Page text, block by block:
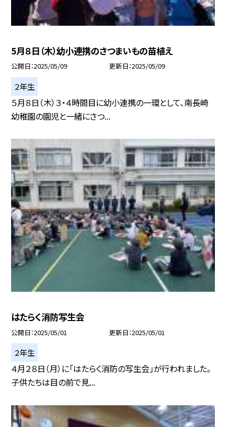
5月８日（木）幼小連携のさつまいもの苗植え
公開日 2025/05/09 更新日 2025/05/09
２年生
５月８日（木）３・４時間目に幼小連携の一環として、南長崎
幼稚園の園児と一緒にさつ...
はたらく消防写生会
公開日 2025/05/01 更新日 2025/05/01
２年生
４月２８日（月）に「はたらく消防の写生会」が行われました。
子供たちは目の前で見...